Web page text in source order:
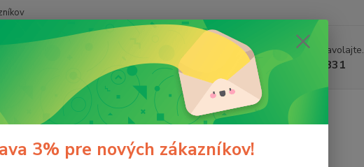
Neviete si rady? Zavolajte.
+421 905 615 831
Tlačivá a etikety Zdravotné
3% pre nových zákazníkov!